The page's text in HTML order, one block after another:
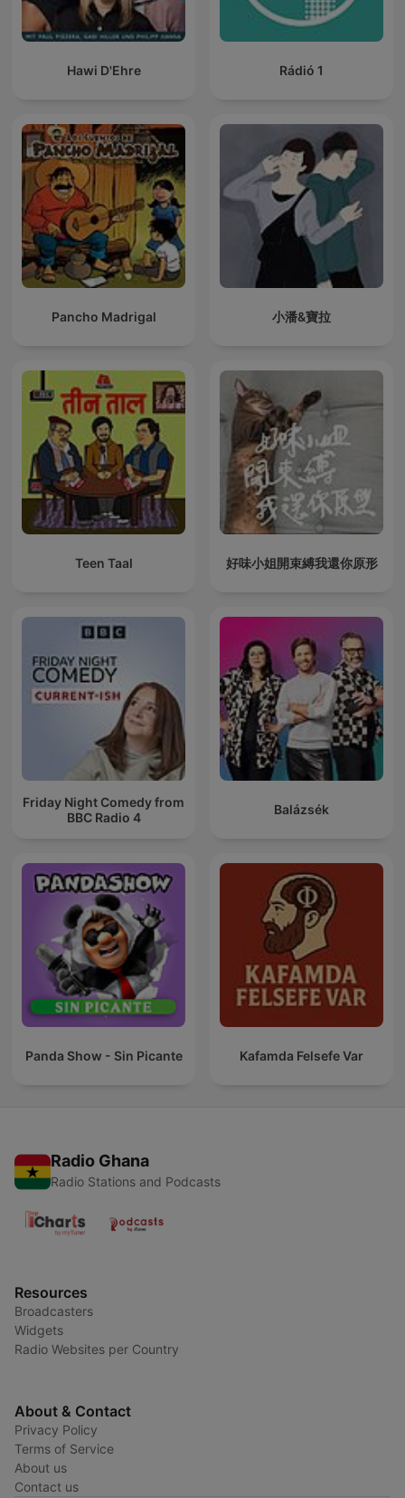
Hawi D'Ehre Rádió 1
Pancho Madrigal 小潘&寶拉
Teen Taal 好味小姐開束縛我還你原形
Friday Night Comedy from
BBC Radio 4
Balázsék
Panda Show - Sin Picante Kafamda Felsefe Var
Radio Ghana
Radio Stations and Podcasts
Resources
Broadcasters
Widgets
Radio Websites per Country
About & Contact
Privacy Policy
Terms of Service
About us
Contact us